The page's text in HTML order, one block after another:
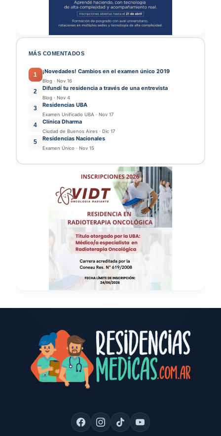
MÁS COMENTADOS
1 ¡Novedades! Cambios en el examen único 2019
Blog · Nov 16
2 Difundí tu residencia a través de una entrevista
Blog · Nov 4
3 Residencias UBA
Examen Unificado UBA · Nov 17
4 Clínica Dharma
Ciudad de Buenos Aires · Dic 17
5 Residencias Nacionales
Examen Único · Nov 15